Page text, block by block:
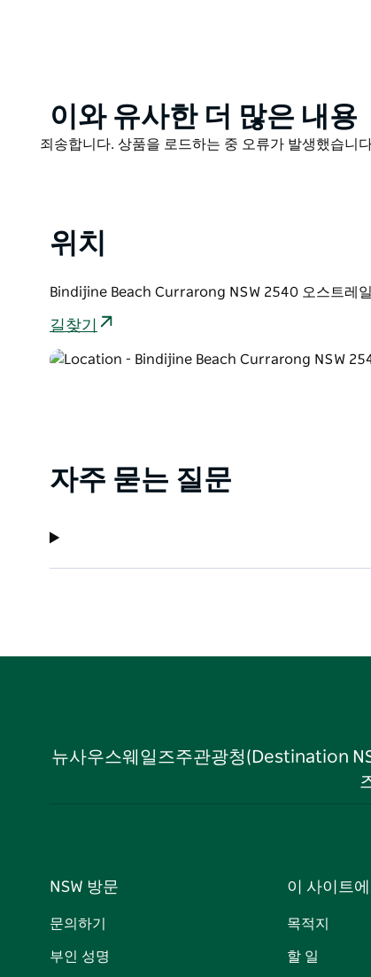
Product
List
이와 유사한 더 많은 내용
Product
죄송합니다. 상품을 로드하는 중 오류가 발생했습니
위치
Bindijine Beach Currarong NSW 2540 오스트레
길찾기
자주 묻는 질문
뉴사우스웨일즈주관광청(Destination
NSW 방문
문의하기
부인 성명
이 사이트에
목적지
할 일